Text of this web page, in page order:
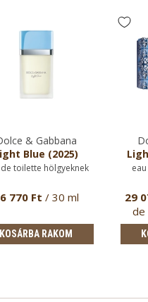
& Gabbana
Blue (2025)
toilette hölgyeknek
770 Ft / 30 ml
KOSÁRBA RAKOM
29
de